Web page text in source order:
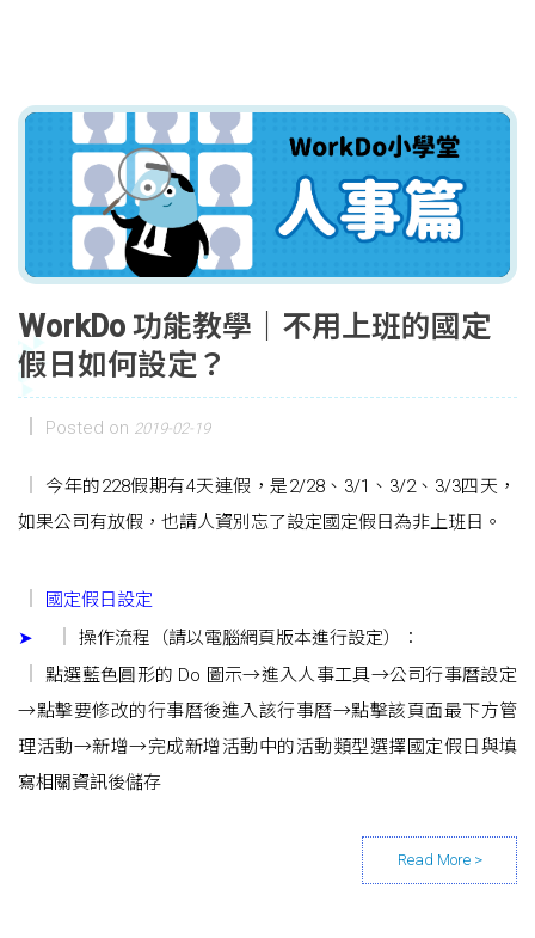
WorkDo 功能教學｜不用上班的國定
假日如何設定？
Posted on 2019-02-19
今年的228假期有4天連假，是2/28、3/1、3/2、3/3四天，
如果公司有放假，也請人資別忘了設定國定假日為非上班日。
國定假日設定
➤
操作流程（請以電腦網頁版本進行設定）：
點選藍色圓形的 Do 圖示→進入人事工具→公司行事曆設定
→點擊要修改的行事曆後進入該行事曆→點擊該頁面最下方管
理活動→新增→完成新增活動中的活動類型選擇國定假日與填
寫相關資訊後儲存